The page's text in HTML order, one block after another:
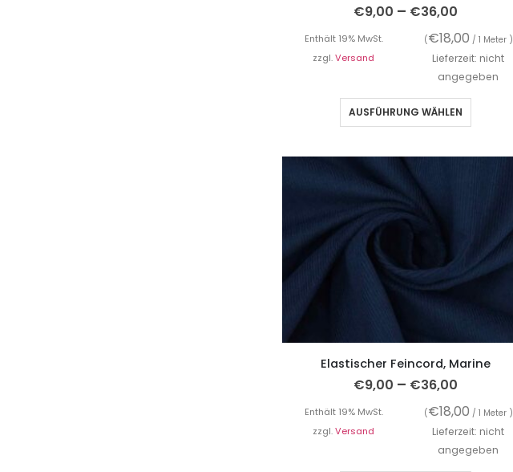
€9,00 – €36,00
Enthält 19% MwSt. (€18,00 / 1 Meter )
zzgl.Versand
Lieferzeit: nicht
angegeben
AUSFÜHRUNG WÄHLEN
Elastischer Feincord, Marine
€9,00 – €36,00
Enthält 19% MwSt. (€18,00 / 1 Meter )
zzgl.Versand
Lieferzeit: nicht
angegeben